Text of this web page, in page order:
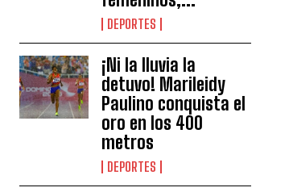
DEPORTES
¡Ni la lluvia la
detuvo! Marileidy
Paulino conquista el
oro en los 400
metros
DEPORTES